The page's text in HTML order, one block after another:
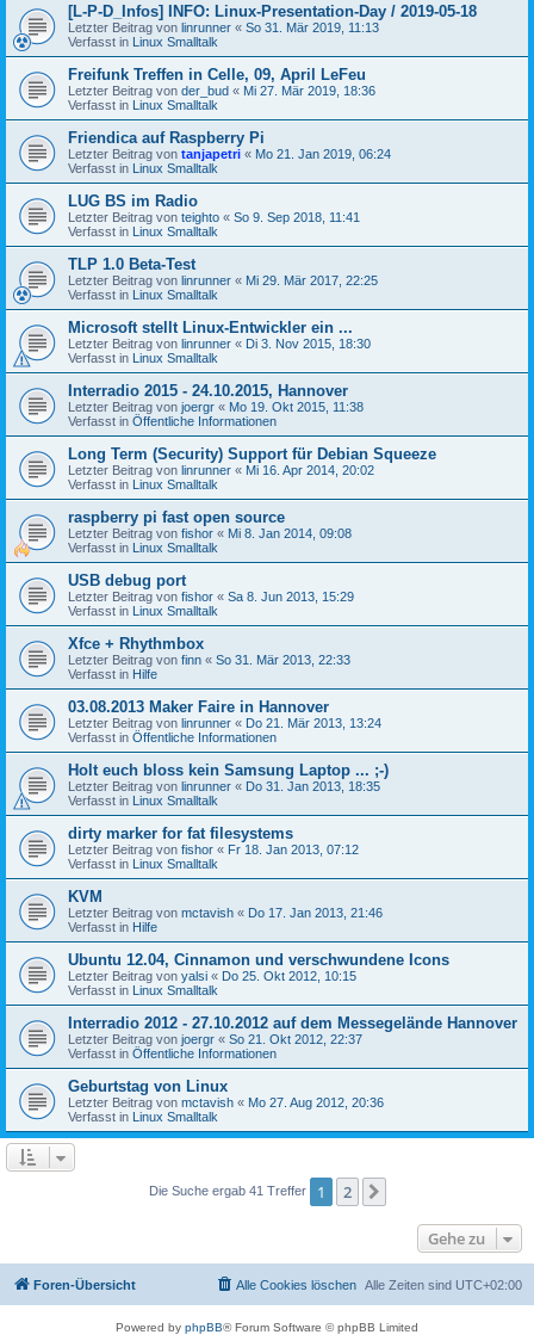
[L-P-D_Infos] INFO: Linux-Presentation-Day / 2019-05-18
Letzter Beitrag von linrunner « So 31. Mär 2019, 11:13
Verfasst in Linux Smalltalk
Freifunk Treffen in Celle, 09, April LeFeu
Letzter Beitrag von der_bud « Mi 27. Mär 2019, 18:36
Verfasst in Linux Smalltalk
Friendica auf Raspberry Pi
Letzter Beitrag von tanjapetri « Mo 21. Jan 2019, 06:24
Verfasst in Linux Smalltalk
LUG BS im Radio
Letzter Beitrag von teighto « So 9. Sep 2018, 11:41
Verfasst in Linux Smalltalk
TLP 1.0 Beta-Test
Letzter Beitrag von linrunner « Mi 29. Mär 2017, 22:25
Verfasst in Linux Smalltalk
Microsoft stellt Linux-Entwickler ein ...
Letzter Beitrag von linrunner « Di 3. Nov 2015, 18:30
Verfasst in Linux Smalltalk
Interradio 2015 - 24.10.2015, Hannover
Letzter Beitrag von joergr « Mo 19. Okt 2015, 11:38
Verfasst in Öffentliche Informationen
Long Term (Security) Support für Debian Squeeze
Letzter Beitrag von linrunner « Mi 16. Apr 2014, 20:02
Verfasst in Linux Smalltalk
raspberry pi fast open source
Letzter Beitrag von fishor « Mi 8. Jan 2014, 09:08
Verfasst in Linux Smalltalk
USB debug port
Letzter Beitrag von fishor « Sa 8. Jun 2013, 15:29
Verfasst in Linux Smalltalk
Xfce + Rhythmbox
Letzter Beitrag von finn « So 31. Mär 2013, 22:33
Verfasst in Hilfe
03.08.2013 Maker Faire in Hannover
Letzter Beitrag von linrunner « Do 21. Mär 2013, 13:24
Verfasst in Öffentliche Informationen
Holt euch bloss kein Samsung Laptop ... ;-)
Letzter Beitrag von linrunner « Do 31. Jan 2013, 18:35
Verfasst in Linux Smalltalk
dirty marker for fat filesystems
Letzter Beitrag von fishor « Fr 18. Jan 2013, 07:12
Verfasst in Linux Smalltalk
KVM
Letzter Beitrag von mctavish « Do 17. Jan 2013, 21:46
Verfasst in Hilfe
Ubuntu 12.04, Cinnamon und verschwundene Icons
Letzter Beitrag von yalsi « Do 25. Okt 2012, 10:15
Verfasst in Linux Smalltalk
Interradio 2012 - 27.10.2012 auf dem Messegelände Hannover
Letzter Beitrag von joergr « So 21. Okt 2012, 22:37
Verfasst in Öffentliche Informationen
Geburtstag von Linux
Letzter Beitrag von mctavish « Mo 27. Aug 2012, 20:36
Verfasst in Linux Smalltalk
Die Suche ergab 41 Treffer 1 2
Gehe zu
Foren-Übersicht Alle Zeiten sind UTC+02:00
Alle Cookies löschen
Powered by phpBB® Forum Software © phpBB Limited